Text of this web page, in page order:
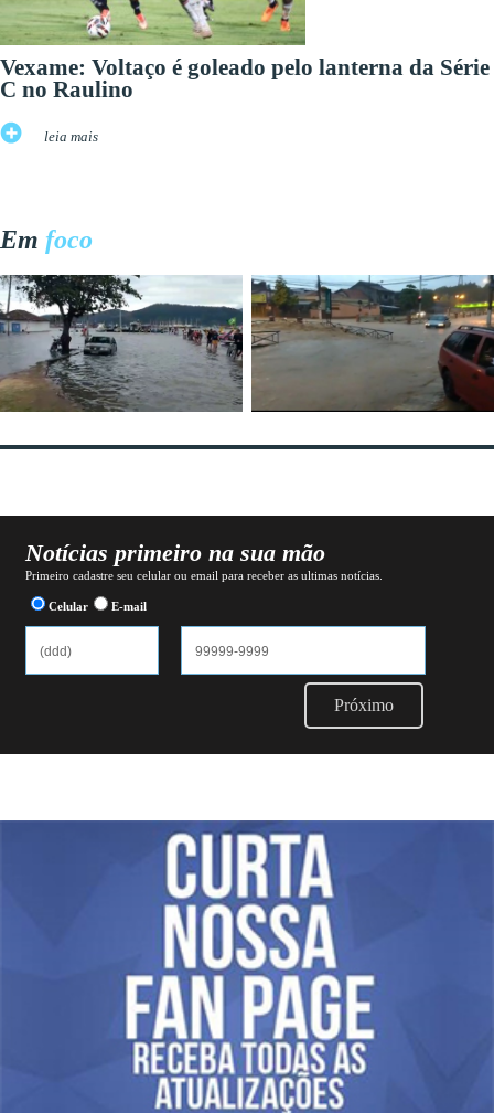
Vexame: Voltaço é goleado pelo lanterna da Série
C no Raulino
leia mais
Em foco
Notícias primeiro na sua mão
Primeiro cadastre seu celular ou email para receber as ultimas notícias.
Celular E-mail
Próximo